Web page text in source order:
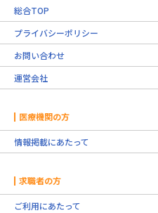
総合TOP
プライバシーポリシー
お問い合わせ
運営会社
医療機関の方
情報掲載にあたって
求職者の方
ご利用にあたって